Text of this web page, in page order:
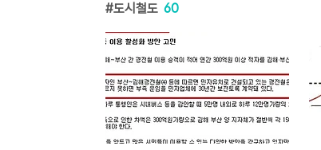
도시철도 60